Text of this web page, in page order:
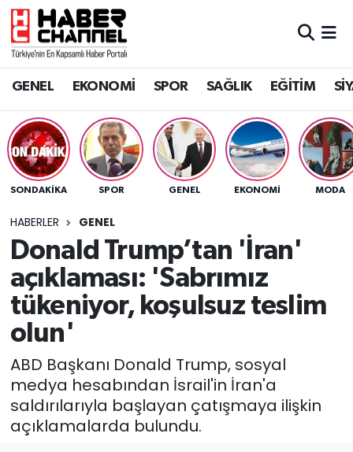
GENEL EKONOMİ SPOR SAĞLIK EĞİTİM
SONDAKIKA SPOR GENEL EKONOMİ MODA
HABERLER GENEL
Donald Trump’tan 'İran'
açıklaması: 'Sabrımız
tükeniyor, koşulsuz teslim
olun'
ABD Başkanı Donald Trump, sosyal
medya hesabından İsrail'in İran'a
saldırılarıyla başlayan çatışmaya ilişkin
açıklamalarda bulundu.
GENEL
SPOR
SAĞLIK
EĞİTİM
SİYASET
MAGAZİN
Nöbetçi Eczaneler
Trafik Durumu
Süper Lig Puan Durumu ve Fikstür
Tüm Manşetler
Son Dakika Haberleri
Haber Arşivi